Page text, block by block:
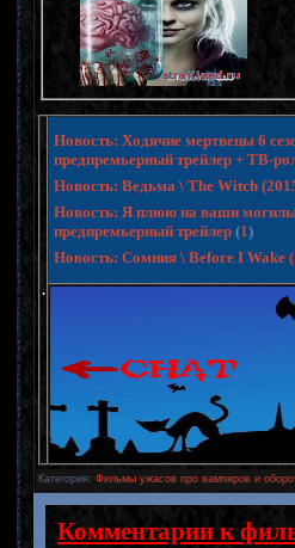
.
Новость: Ходячие мертвецы 6
предпремьерный трейлер + ТВ-
Новость: Ведьма \ The Witch
Новость: Я плюю на ваши
предпремьерный трейлер (1)
Новость: Сомния \ Before I Wake
Категория: Фильмы ужасов про вампиров и
Комментарии к